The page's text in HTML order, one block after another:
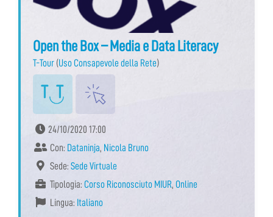
Open the Box – Media e Data Literacy
T-Tour (Uso Consapevole della Rete)
24/10/2020 17:00
Con: Dataninja, Nicola Bruno
Sede: Sede Virtuale
Tipologia: Corso Riconosciuto MIUR, Online
Lingua: Italiano